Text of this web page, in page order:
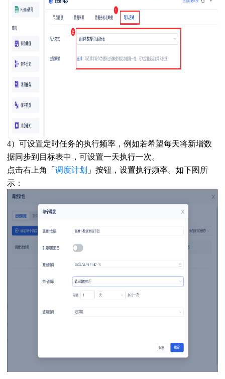
4）可设置定时任务的执行频率，例如若希望每天将新增数
据同步到目标表中，可设置一天执行一次。
点击右上角「 调度计划 」按钮，设置执行频率。如下图所
示：